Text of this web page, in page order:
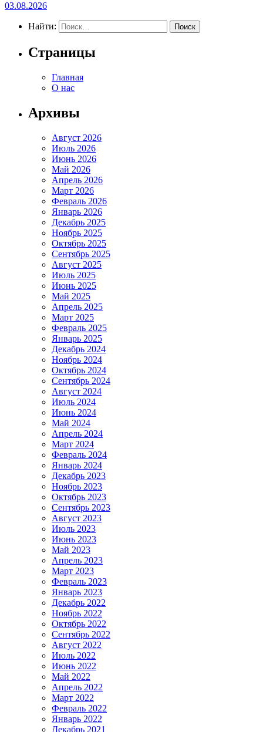
03.08.2026
Найти:
Страницы
Главная
О нас
Архивы
Август 2026
Июль 2026
Июнь 2026
Май 2026
Апрель 2026
Март 2026
Февраль 2026
Январь 2026
Декабрь 2025
Ноябрь 2025
Октябрь 2025
Сентябрь 2025
Август 2025
Июль 2025
Июнь 2025
Май 2025
Апрель 2025
Март 2025
Февраль 2025
Январь 2025
Декабрь 2024
Ноябрь 2024
Октябрь 2024
Сентябрь 2024
Август 2024
Июль 2024
Июнь 2024
Май 2024
Апрель 2024
Март 2024
Февраль 2024
Январь 2024
Декабрь 2023
Ноябрь 2023
Октябрь 2023
Сентябрь 2023
Август 2023
Июль 2023
Июнь 2023
Май 2023
Апрель 2023
Март 2023
Февраль 2023
Январь 2023
Декабрь 2022
Ноябрь 2022
Октябрь 2022
Сентябрь 2022
Август 2022
Июль 2022
Июнь 2022
Май 2022
Апрель 2022
Март 2022
Февраль 2022
Январь 2022
Декабрь 2021